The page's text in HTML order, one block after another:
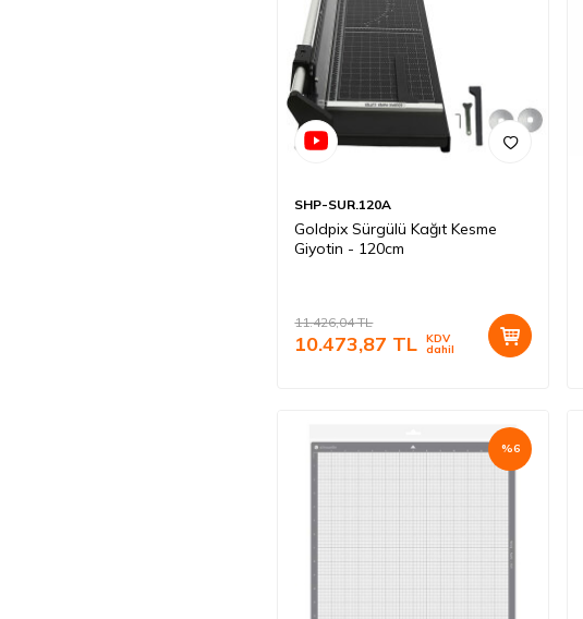
SHP-SUR.120A
Goldpix Sürgülü Kağıt Kesme
Giyotin - 120cm
11.426,04TL
10.473,87 TL KDV
dahil
%6